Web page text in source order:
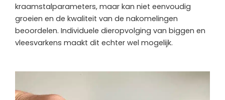
kraamstalparameters, maar kan niet eenvoudig
groeien en de kwaliteit van de nakomelingen
beoordelen. Individuele dieropvolging van biggen en
vleesvarkens maakt dit echter wel mogelijk.